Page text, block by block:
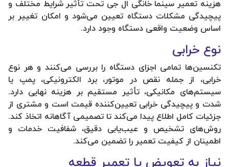
هزینه تعمیر سینما خانگی ال جی تحت تأثیر شرایط مختلف و
پیچیدگی مشکلات دستگاه تعیین می‌شود و امکان تغییر بر
اساس وضعیت واقعی دستگاه وجود دارد.
نوع خرابی
تکنسین‌ها تمامی اجزای دستگاه را بررسی می‌کنند و هر نوع
خرابی، از جمله نقص در موتور، برد الکترونیکی، پمپ یا
سیستم‌های مکانیکی، تأثیر مستقیم بر هزینه نهایی دارد.
شدت و پیچیدگی خرابی تعیین‌کننده قیمت است و مشتری از
جزئیات کامل اطلاع پیدا می‌کند تا تصمیمی آگاهانه اتخاذ کند.
روش‌های تشخیص و عیب‌یابی دقیق، شفافیت خدمات و
اطمینان از کیفیت تعمیر را تضمین می‌کند.
نیاز به تعویض یا تعمیر قطعه